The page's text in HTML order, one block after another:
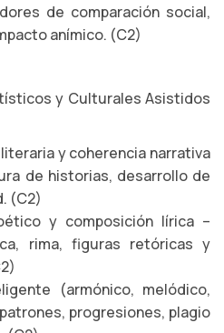
de comparación social,
anímico. (C2)
y Culturales Asistidos
y coherencia narrativa
de historias, desarrollo de
(C2)
y composición lírica –
rima, figuras retóricas y
(armónico, melódico,
progresiones, plagio